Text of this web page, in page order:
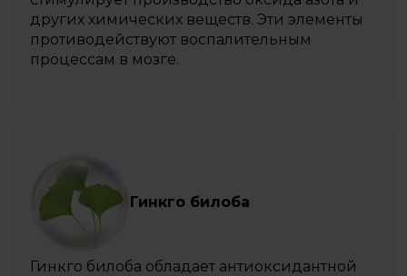
других химических веществ. Эти элементы
противодействуют воспалительным
процессам в мозге.
Гинкго билоба
Гинкго билоба обладает антиоксидантной